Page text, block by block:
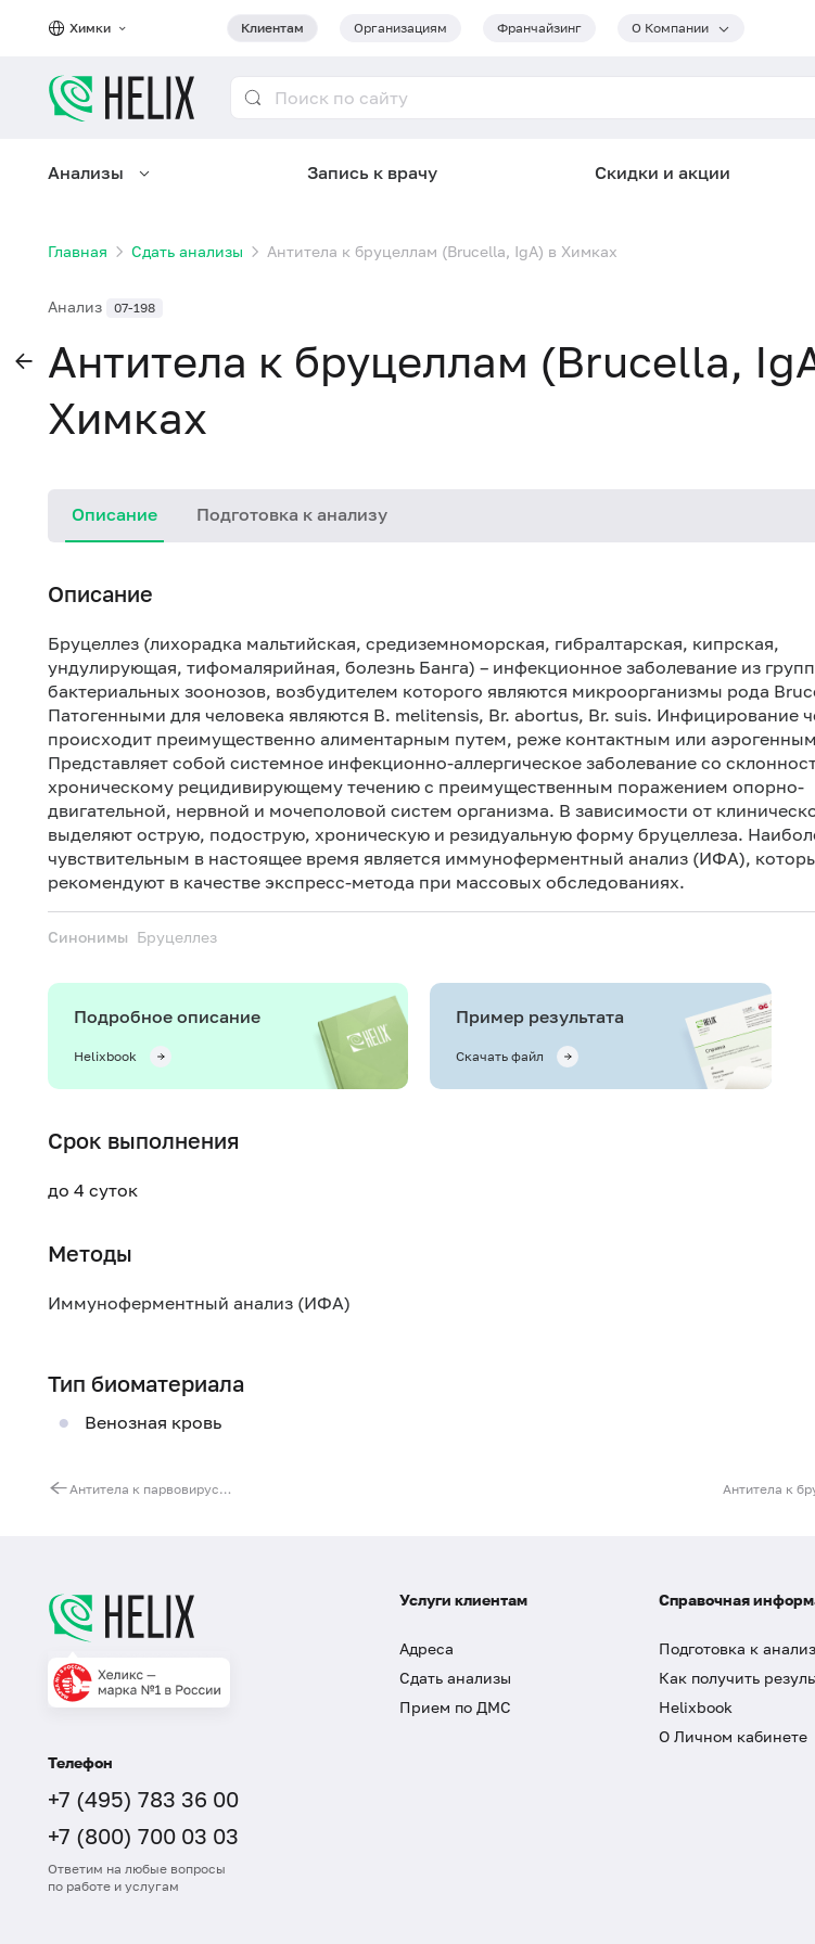
Химки Клиентам Организациям Франчайзинг О Компании
Анализы Запись к врачу Скидки и акции
Главная Сдать анализы Антитела к бруцеллам (Brucella, IgА) в Химках
Анализ 07-198
Антитела к бруцеллам (Brucella,
Химках
Описание Подготовка к анализу
Описание
Бруцеллез (лихорадка мальтийская, средиземноморская, гибралтарская, кипрская,
ундулирующая, тифомалярийная, болезнь Банга) – инфекционное заболевание из
бактериальных зоонозов, возбудителем которого являются микроорганизмы рода
Патогенными для человека являются В. melitensis, Br. abortus, Br. suis. Инфицирование
происходит преимущественно алиментарным путем, реже контактным или
Представляет собой системное инфекционно-аллергическое заболевание со
хроническому рецидивирующему течению с преимущественным поражением опорно-
двигательной, нервной и мочеполовой систем организма. В зависимости от
выделяют острую, подострую, хроническую и резидуальную форму бруцеллеза.
чувствительным в настоящее время является иммуноферментный анализ (ИФА),
рекомендуют в качестве экспресс-метода при массовых обследованиях.
Синонимы Бруцеллез
Подробное описание
Helixbook
Пример результата
Скачать файл
Срок выполнения
до 4 суток
Методы
Иммуноферментный анализ (ИФА)
Тип биоматериала
Венозная кровь
Антитела к парвовирусу (Parvovirus B19, IgM)
Телефон
+7 (495) 783 36 00
+7 (800) 700 03 03
Ответим на любые вопросы
по работе и услугам
Услуги клиентам
Адреса
Сдать анализы
Прием по ДМС
Справочная
Подготовка к
Как получить
Helixbook
О Личном кабинете